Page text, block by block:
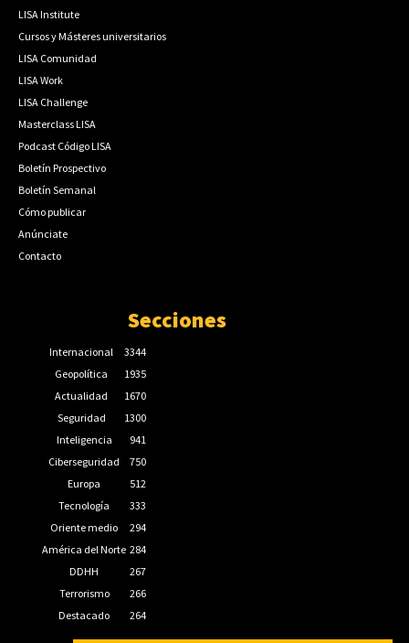
LISA Institute
Cursos y Másteres universitarios
LISA Comunidad
LISA Work
LISA Challenge
Masterclass LISA
Podcast Código LISA
Boletín Prospectivo
Boletín Semanal
Cómo publicar
Anúnciate
Contacto
Secciones
Internacional
3344
Geopolítica
1935
Actualidad
1670
Seguridad
1300
Inteligencia
941
Ciberseguridad
750
Europa
512
Tecnología
333
Oriente medio
294
América del Norte 284
DDHH
267
Terrorismo
266
Destacado
264